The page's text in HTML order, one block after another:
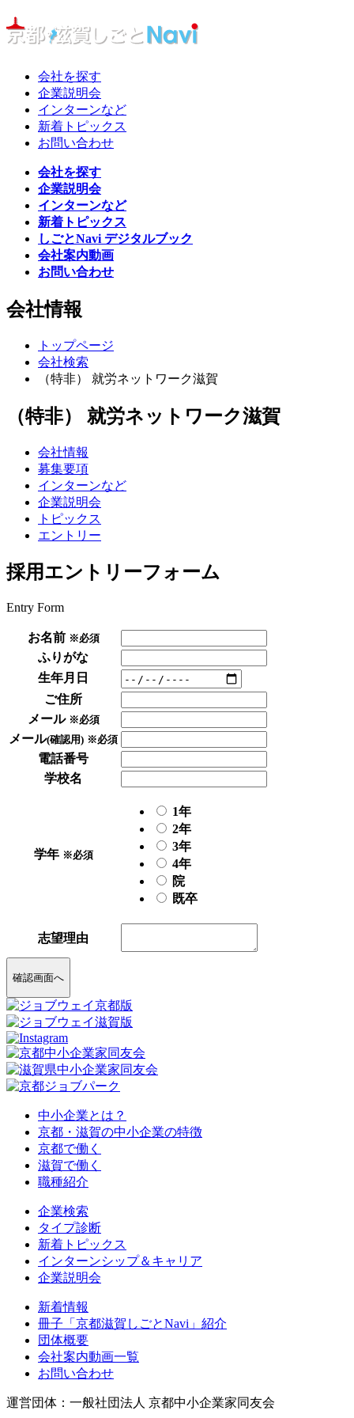
会社を探す
企業説明会
インターンなど
新着トピックス
お問い合わせ
会社を探す
企業説明会
インターンなど
新着トピックス
しごとNavi デジタルブック
会社案内動画
お問い合わせ
会社情報
トップページ
会社検索
（特非） 就労ネットワーク滋賀
（特非） 就労ネットワーク滋賀
会社情報
募集要項
インターンなど
企業説明会
トピックス
エントリー
採用エントリーフォーム
Entry Form
お名前 ※必須
ふりがな
生年月日
ご住所
メール ※必須
メール(確認用) ※必須
電話番号
学校名
学年 ※必須
1年
2年
3年
4年
院
既卒
志望理由
確認画面へ
中小企業とは？
京都・滋賀の中小企業の特徴
京都で働く
滋賀で働く
職種紹介
企業検索
タイプ診断
新着トピックス
インターンシップ＆キャリア
企業説明会
新着情報
冊子「京都滋賀しごとNavi」紹介
団体概要
会社案内動画一覧
お問い合わせ
運営団体：一般社団法人 京都中小企業家同友会